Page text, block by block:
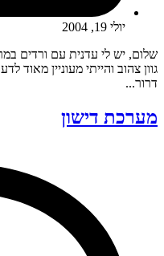
יולי 19, 2004
שלום, יש לי עדנית עם ורדים
גוון צהוב והייתי מעוניין
דרור...
מערכת דישון